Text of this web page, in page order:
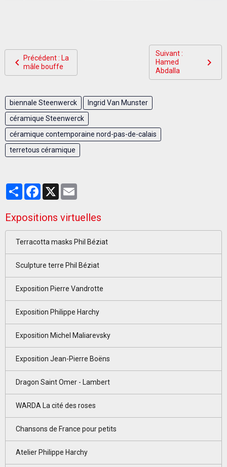
Précédent : La
mâle bouffe
Suivant :
Hamed
Abdalla
biennale Steenwerck
Ingrid Van Munster
céramique Steenwerck
céramique contemporaine nord-pas-de-calais
terretous céramique
PartagerFacebook
X
Expositions virtuelles
Terracotta masks Phil Béziat
Sculpture terre Phil Béziat
Exposition Pierre Vandrotte
Exposition Philippe Harchy
Exposition Michel Maliarevsky
Exposition Jean-Pierre Boëns
Dragon Saint Omer - Lambert
WARDA La cité des roses
Chansons de France pour petits
Atelier Philippe Harchy